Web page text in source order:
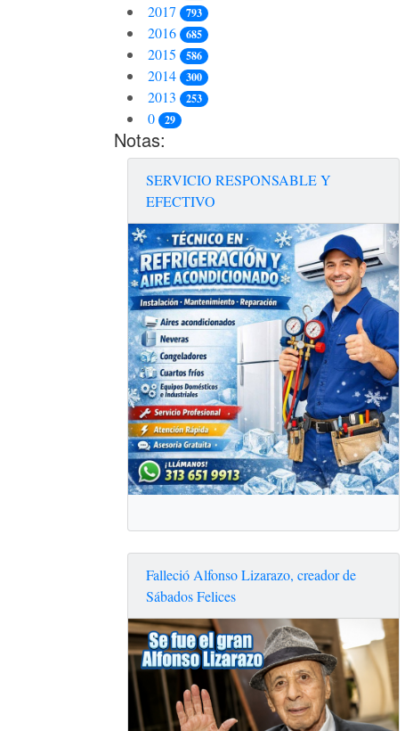
2017 793
2016 685
2015 586
2014 300
2013 253
0 29
Notas:
SERVICIO RESPONSABLE Y
EFECTIVO
Falleció Alfonso Lizarazo, creador de
Sábados Felices